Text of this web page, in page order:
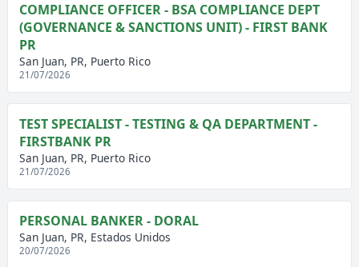
COMPLIANCE OFFICER - BSA COMPLIANCE DEPT
(GOVERNANCE & SANCTIONS UNIT) - FIRST BANK
PR
San Juan, PR, Puerto Rico
21/07/2026
TEST SPECIALIST - TESTING & QA DEPARTMENT -
FIRSTBANK PR
San Juan, PR, Puerto Rico
21/07/2026
PERSONAL BANKER - DORAL
San Juan, PR, Estados Unidos
20/07/2026